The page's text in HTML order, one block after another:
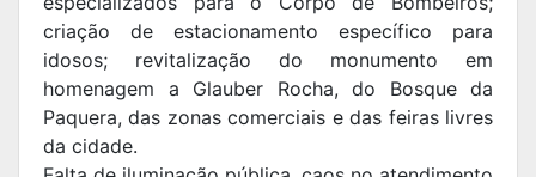
criação de estacionamento específico para
idosos; revitalização do monumento em
homenagem a Glauber Rocha, do Bosque da
Paquera, das zonas comerciais e das feiras livres
da cidade.